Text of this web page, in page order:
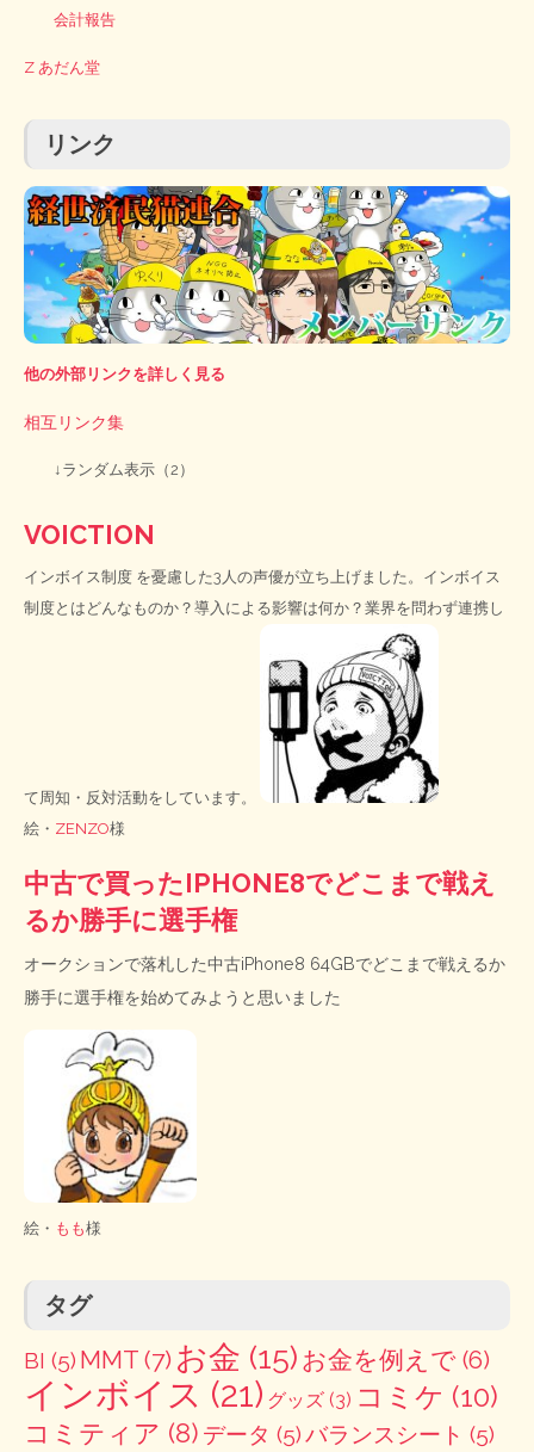
会計報告
Z あだん堂
リンク
他の外部リンクを詳しく見る
相互リンク集
↓ランダム表示（2）
VOICTION
インボイス制度 を憂慮した3人の声優が立ち上げました。インボイス
制度とはどんなものか？導入による影響は何か？業界を問わず連携し
て周知・反対活動をしています。
絵・ ZENZO様
中古で買ったIPHONE8でどこまで戦え
るか勝手に選手権
オークションで落札した中古iPhone8 64GBでどこまで戦えるか
勝手に選手権を始めてみようと思いました
絵・ もも様
タグ
BI (5) MMT (7) お金 (15) お金を例えで (6)
インボイス (21) グッズ (3) コミケ (10)
コミティア (8) データ (5)バランスシート (5)